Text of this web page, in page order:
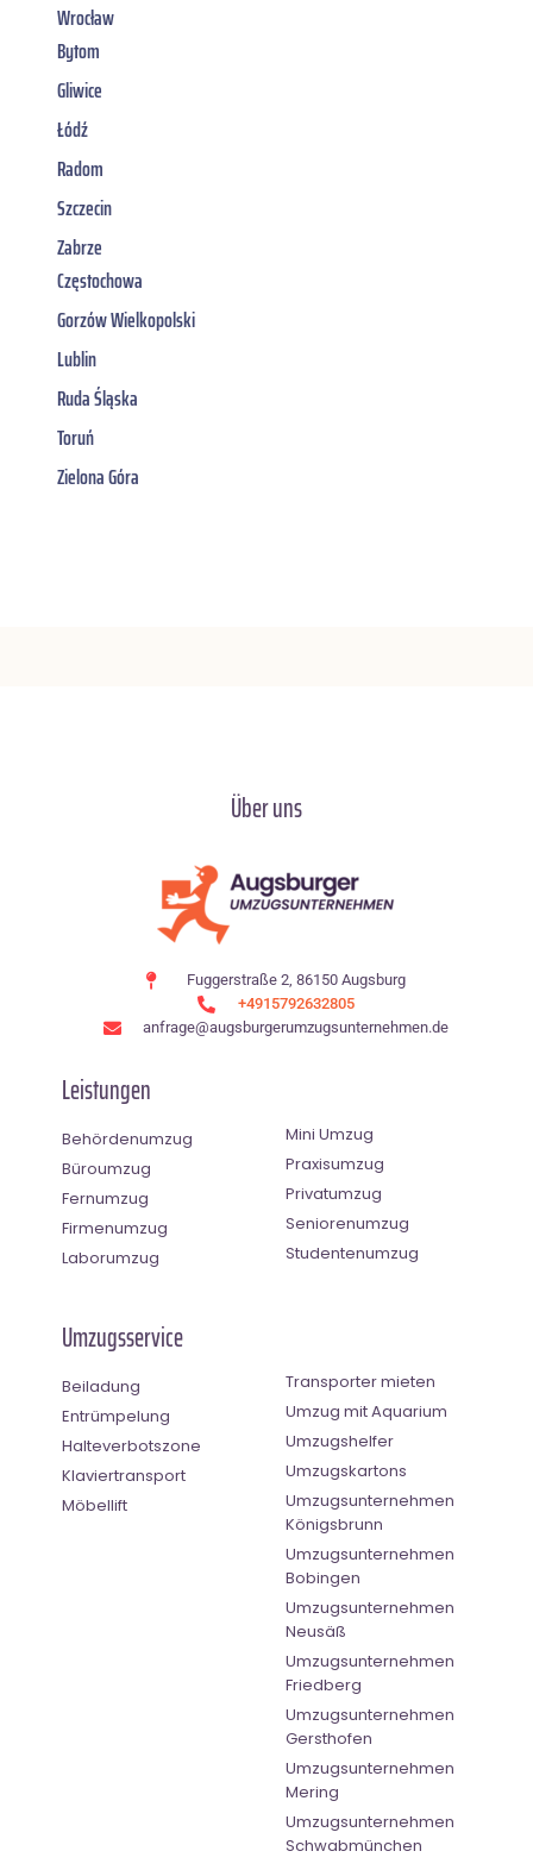
Wrocław
Bytom
Gliwice
Łódź
Radom
Szczecin
Zabrze
Częstochowa
Gorzów Wielkopolski
Lublin
Ruda Śląska
Toruń
Zielona Góra
Über uns
Fuggerstraße 2, 86150 Augsburg
+4915792632805
anfrage@augsburgerumzugsunternehmen.de
Leistungen
Behördenumzug
Büroumzug
Fernumzug
Firmenumzug
Laborumzug
Mini Umzug
Praxisumzug
Privatumzug
Seniorenumzug
Studentenumzug
Umzugsservice
Beiladung
Entrümpelung
Halteverbotszone
Klaviertransport
Möbellift
Transporter mieten
Umzug mit Aquarium
Umzugshelfer
Umzugskartons
Umzugsunternehmen
Königsbrunn
Umzugsunternehmen
Bobingen
Umzugsunternehmen
Neusäß
Umzugsunternehmen
Friedberg
Umzugsunternehmen
Gersthofen
Umzugsunternehmen
Mering
Umzugsunternehmen
Schwabmünchen